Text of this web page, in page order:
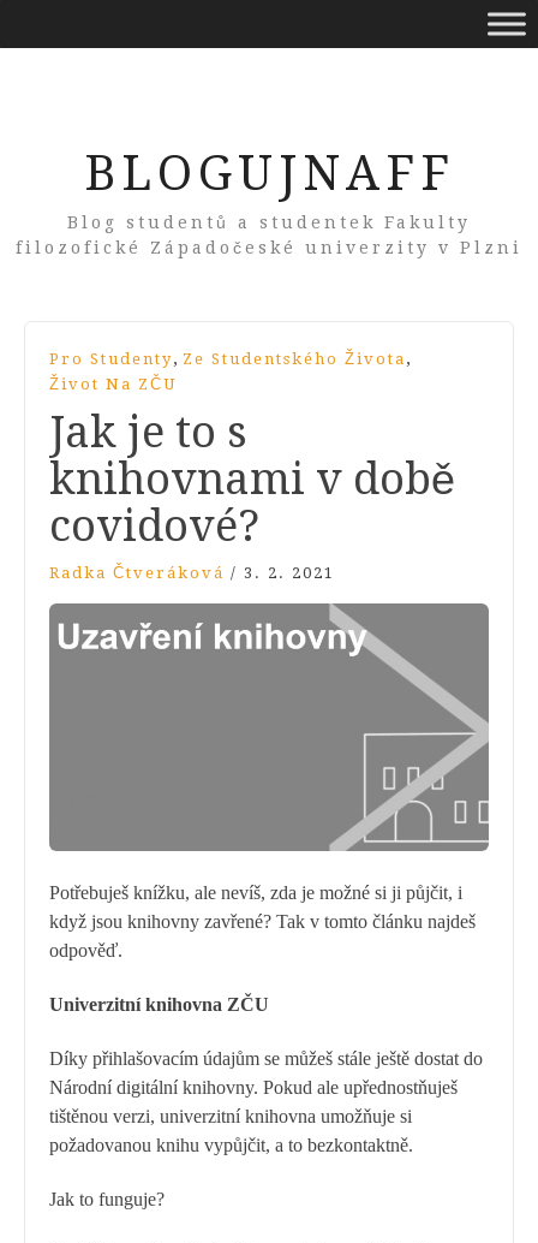
BLOGUJNAFF
Blog studentů a studentek Fakulty
filozofické Západočeské univerzity v Plzni
Pro Studenty, Ze Studentského Života ,
Život Na ZČU
Jak je to s
knihovnami v době
covidové?
Radka Čtveráková / 3. 2. 2021
Potřebuješ knížku, ale nevíš, zda je možné si ji půjčit, i
když jsou knihovny zavřené? Tak v tomto článku najdeš
odpověď.
Univerzitní knihovna ZČU
Díky přihlašovacím údajům se můžeš stále ještě dostat do
Národní digitální knihovny. Pokud ale upřednostňuješ
tištěnou verzi, univerzitní knihovna umožňuje si
požadovanou knihu vypůjčit, a to bezkontaktně.
Jak to funguje?